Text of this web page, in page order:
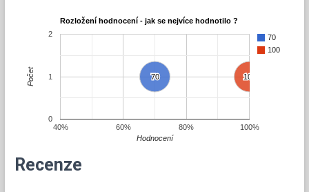
Rozložení hodnocení - jak se nejvíce hodnotilo ?
70
100
70
70 100
100
40% 60% 80% 100%
0
1
2
Hodnocení
Počet
Recenze